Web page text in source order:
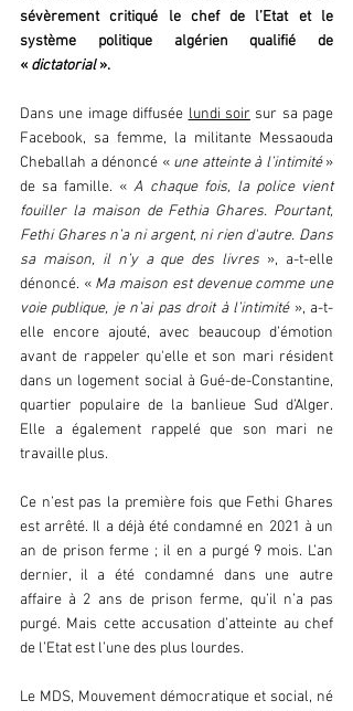
sévèrement critiqué le chef de l’Etat et le
système politique algérien qualifié de
« dictatorial ».
Dans une image diffusée lundi soir sur sa page
Facebook, sa femme, la militante Messaouda
Cheballah a dénoncé « une atteinte à l’intimité »
de sa famille. « A chaque fois, la police vient
fouiller la maison de Fethia Ghares. Pourtant,
Fethi Ghares n’a ni argent, ni rien d'autre. Dans
sa maison, il n’y a que des livres », a-t-elle
dénoncé. « Ma maison est devenue comme une
voie publique, je n’ai pas droit à l’intimité », a-t-
elle encore ajouté, avec beaucoup d’émotion
avant de rappeler qu'elle et son mari résident
dans un logement social à Gué-de-Constantine,
quartier populaire de la banlieue Sud d’Alger.
Elle a également rappelé que son mari ne
travaille plus.
Ce n’est pas la première fois que Fethi Ghares
est arrêté. Il a déjà été condamné en 2021 à un
an de prison ferme ; il en a purgé 9 mois. L’an
dernier, il a été condamné dans une autre
affaire à 2 ans de prison ferme, qu’il n’a pas
purgé. Mais cette accusation d’atteinte au chef
de l’Etat est l’une des plus lourdes.
Le MDS, Mouvement démocratique et social, né